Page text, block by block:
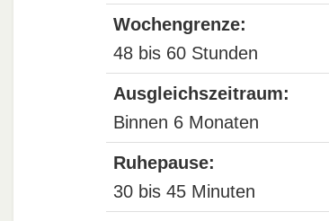
Wochengrenze:
48 bis 60 Stunden
Ausgleichszeitraum:
Binnen 6 Monaten
Ruhepause:
30 bis 45 Minuten